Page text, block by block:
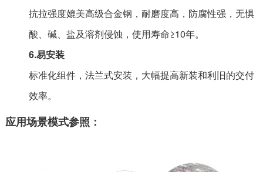
抗拉强度媲美高级合金钢，耐磨度高，防腐性强，无惧
酸、碱、盐及溶剂侵蚀，使用寿命≥10年。
6.易安装
标准化组件，法兰式安装，大幅提高新装和利旧的交付
效率。
应用场景模式参照：